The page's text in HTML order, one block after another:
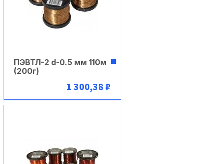
В корзину
ПЭВТЛ-2 d-0.5 мм 110м
(200г)
1 300,38 ₽